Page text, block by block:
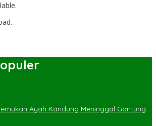
Ayah Kandung Meninggal Gantung